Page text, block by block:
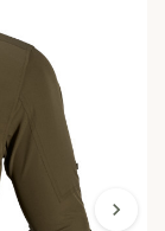
chevron_right